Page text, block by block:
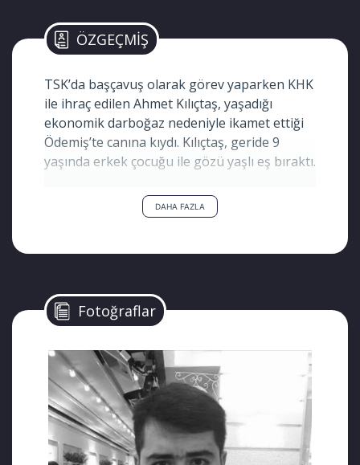
ÖZGEÇMİŞ
TSK’da başçavuş olarak görev yaparken KHK
ile ihraç edilen Ahmet Kılıçtaş, yaşadığı
ekonomik darboğaz nedeniyle ikamet ettiği
Ödemiş’te canına kıydı. Kılıçtaş, geride 9
yaşında erkek çocuğu ile gözü yaşlı eş bıraktı.
DAHA FAZLA
Fotoğraflar